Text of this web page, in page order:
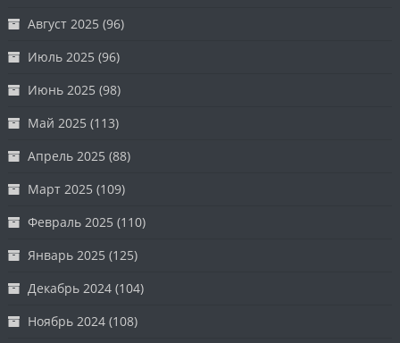
Август 2025 (96)
Июль 2025 (96)
Июнь 2025 (98)
Май 2025 (113)
Апрель 2025 (88)
Март 2025 (109)
Февраль 2025 (110)
Январь 2025 (125)
Декабрь 2024 (104)
Ноябрь 2024 (108)